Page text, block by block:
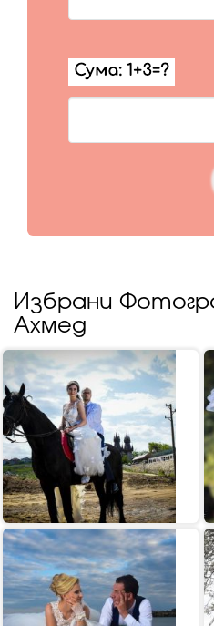
Избрани
Ахмед